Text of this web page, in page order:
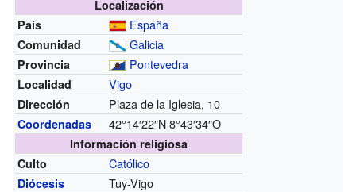
Localización
País
España
Comunidad Galicia
Provincia Pontevedra
Localidad Vigo
Dirección Plaza de la Iglesia, 10
Coordenadas 42°14′22″N8°43′34″O
Información religiosa
Culto
Católico
Diócesis Tuy-Vigo